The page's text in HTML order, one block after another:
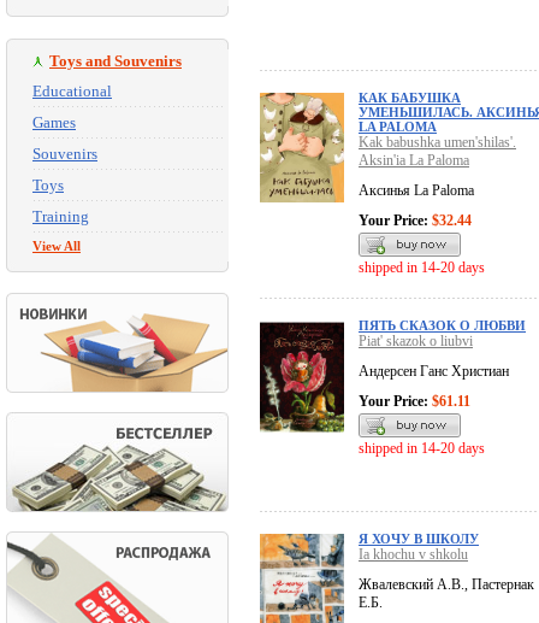
Toys and Souvenirs
Educational
Games
Souvenirs
Toys
Training
View All
КАК БАБУШКА
УМЕНЬШИЛАСЬ.
LA PALOMA
Kak babushka umen'shilas'.
Aksin'ia La Paloma
Аксинья La Paloma
Your Price: $32.44
shipped in 14-20 days
ПЯТЬ СКАЗОК О ЛЮБВИ
Piat' skazok o liubvi
Андерсен Ганс Христиан
Your Price: $61.11
shipped in 14-20 days
Я ХОЧУ В ШКОЛУ
Ia khochu v shkolu
Жвалевский А.В., Пастернак
Е.Б.